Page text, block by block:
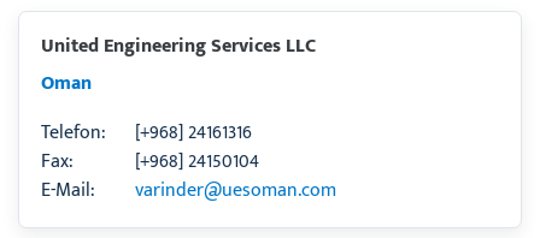
United Engineering Services LLC
Oman
Telefon:
[+968] 24161316
Fax:
[+968] 24150104
E-Mail:
varinder@uesoman.com